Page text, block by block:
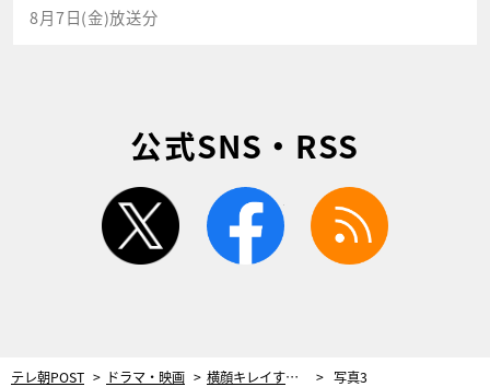
8月7日(金)放送分
公式SNS・RSS
twitter facebook
テレ朝POST ドラマ・映画 横顔キレイすぎ！南くん（八木勇征）への“苦言”にファン共感「視点オタクと同じで草」 写真3